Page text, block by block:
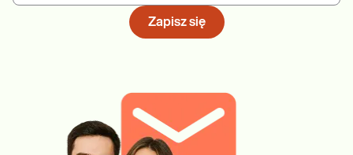
Zapisz się